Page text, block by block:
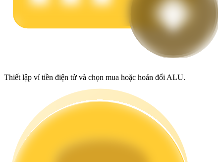
Làm cho tài sản của bạn tăng giá trị đều đặn
Thiết lập ví tiền điện tử và chọn mua hoặc hoán đổi ALU.